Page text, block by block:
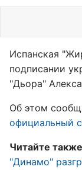
Испанская
подписании
"Дьора"
Об этом
официальный
Читайте
"Динамо"